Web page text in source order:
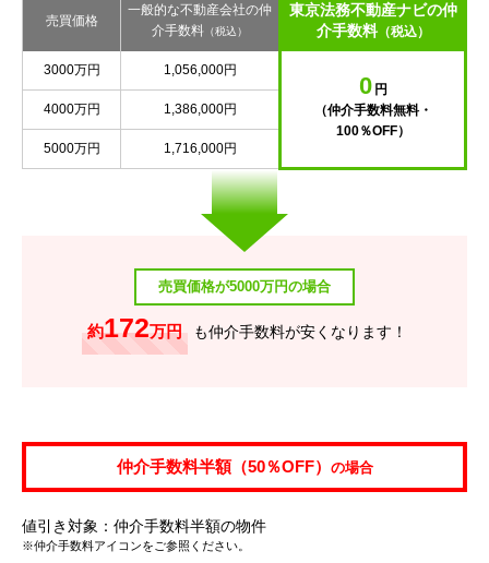
売買価格
一般的な不動産会社の仲
介手数料 （税込）
東京法務不動産ナビの仲
介手数料（税込）
3000万円 1,056,000円
0 円
（仲介手数料無料・
100％OFF）
4000万円 1,386,000円
5000万円 1,716,000円
売買価格が5000万円の場合
約172万円 も仲介手数料が安くなります！
仲介手数料半額（50％OFF） の場合
値引き対象：仲介手数料半額の物件
※仲介手数料アイコンをご参照ください。